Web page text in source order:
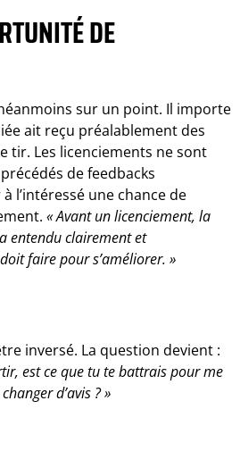
DE
sur un point. Il importe
ait reçu préalablement des
tir. Les licenciements ne sont
de feedbacks
l’intéressé une chance de
« Avant un licenciement, la
entendu clairement et
fairepour s’améliorer. »
inversé. La question devient :
est ce que tu te battrais pour me
d’avis ? »